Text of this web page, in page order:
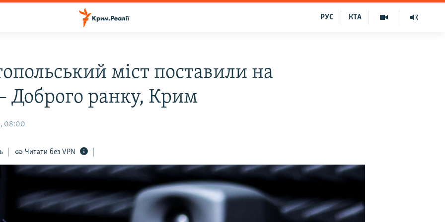
КТА
РУС
міст поставили на
Доброго ранку, Крим
08:00
Читати без VPN